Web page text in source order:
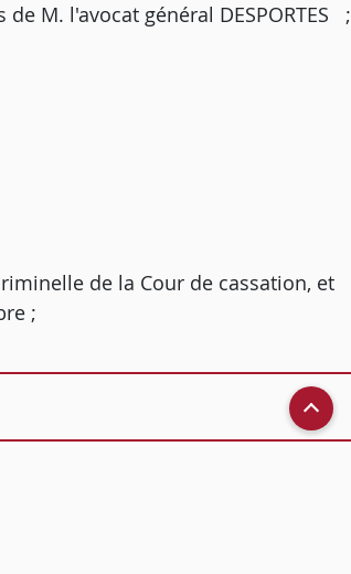
M. l'avocat général DESPORTES ;
de la Cour de cassation, et
;